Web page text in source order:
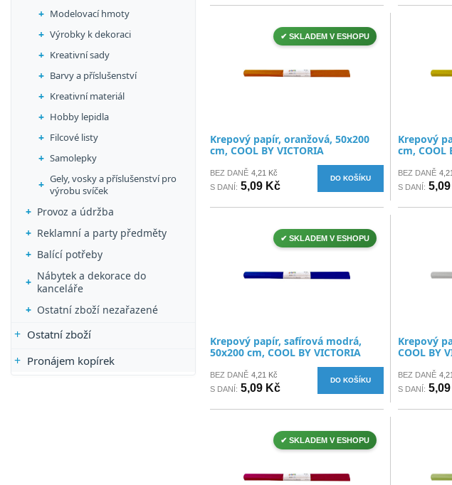
✔ SKLADEM V ESHOPU
Krepový papír, oranžová, 50x200
cm, COOL BY VICTORIA
BEZ DANĚ 4,21 Kč
S DANÍ: 5,09 Kč
DO KOŠÍKU
Krepový
cm, COOL
BEZ DANĚ
S DANÍ:
✔ SKLADEM V ESHOPU
Krepový papír, safírová modrá,
50x200 cm, COOL BY VICTORIA
BEZ DANĚ 4,21 Kč
S DANÍ: 5,09 Kč
DO KOŠÍKU
Krepový
COOL BY
BEZ DANĚ
S DANÍ:
✔ SKLADEM V ESHOPU
Modelovací hmoty
Výrobky k dekoraci
Kreativní sady
Barvy a příslušenství
Kreativní materiál
Hobby lepidla
Filcové listy
Samolepky
Gely, vosky a příslušenství pro
výrobu svíček
Provoz a údržba
Reklamní a party předměty
Balící potřeby
Nábytek a dekorace do
kanceláře
Ostatní zboží nezařazené
Ostatní zboží
Pronájem kopírek